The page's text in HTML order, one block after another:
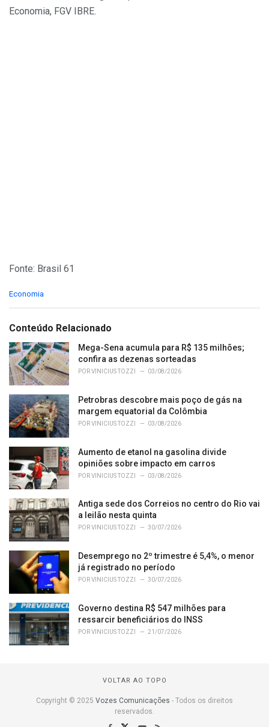
Economia, FGV IBRE.
Fonte: Brasil 61
C
e
o
r
i
e
:
Economia
Conteúdo Relacionado
Mega-Sena acumula para R$ 135 milhões;
confira as dezenas sorteadas
PORVINICIUS TOZZI 03/08/2026
Petrobras descobre mais poço de gás na
margem equatorial da Colômbia
PORVINICIUS TOZZI 03/08/2026
Aumento de etanol na gasolina divide
opiniões sobre impacto em carros
PORVINICIUS TOZZI 03/08/2026
Antiga sede dos Correios no centro do Rio vai
a leilão nesta quinta
PORVINICIUS TOZZI 30/07/2026
Desemprego no 2º trimestre é 5,4%, o menor
já registrado no período
PORVINICIUS TOZZI 30/07/2026
Governo destina R$ 547 milhões para
ressarcir beneficiários do INSS
PORVINICIUS TOZZI 21/07/2026
VOLTAR AO TOPO
Copyright © 2025 Vozes Comunicações - Todos os direitos
reservados.